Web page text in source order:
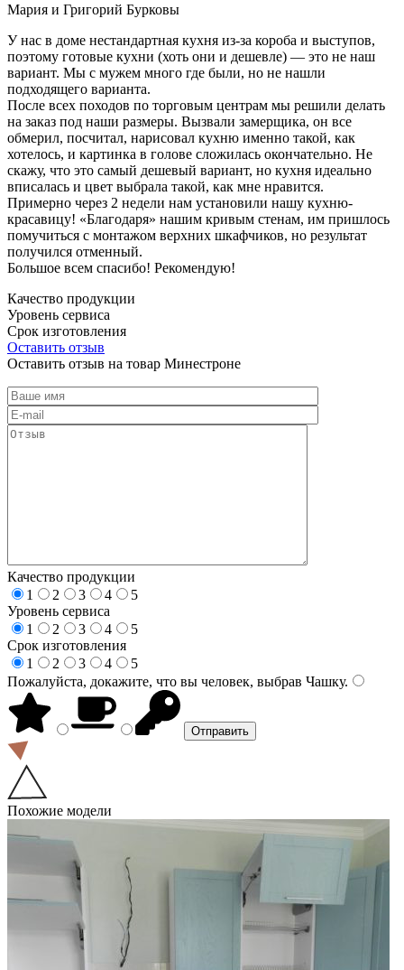
Мария и Григорий Бурковы
У нас в доме нестандартная кухня из-за короба и выступов,
поэтому готовые кухни (хоть они и дешевле) — это не наш
вариант. Мы с мужем много где были, но не нашли
подходящего варианта.
После всех походов по торговым центрам мы решили делать
на заказ под наши размеры. Вызвали замерщика, он все
обмерил, посчитал, нарисовал кухню именно такой, как
хотелось, и картинка в голове сложилась окончательно. Не
скажу, что это самый дешевый вариант, но кухня идеально
вписалась и цвет выбрала такой, как мне нравится.
Примерно через 2 недели нам установили нашу кухню-
красавицу! «Благодаря» нашим кривым стенам, им пришлось
помучиться с монтажом верхних шкафчиков, но результат
получился отменный.
Большое всем спасибо! Рекомендую!
Качество продукции
Уровень сервиса
Срок изготовления
Оставить отзыв
Оставить отзыв на товар Минестроне
Качество продукции
1
2 3 4
5
Уровень сервиса
1
2 3 4
5
Срок изготовления
1
2 3 4
5
Пожалуйста, докажите, что вы человек, выбрав Чашку.
Похожие модели